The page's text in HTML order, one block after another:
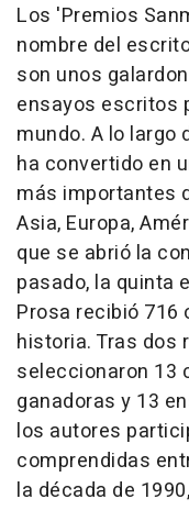
Los 'Premios
nombre del
son unos
ensayos escritos
mundo. A lo largo
ha convertido en
más importantes
Asia, Europa,
que se abrió la
pasado, la quinta
Prosa recibió 716
historia. Tras dos
seleccionaron 13
ganadoras y 13
los autores
comprendidas
la década de